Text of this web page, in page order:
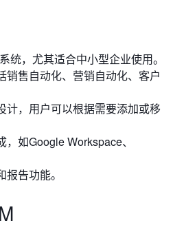
统，尤其适合中小型企业使用。
销售自动化、营销自动化、客户
计，用户可以根据需要添加或移
如Google Workspace、
告功能。